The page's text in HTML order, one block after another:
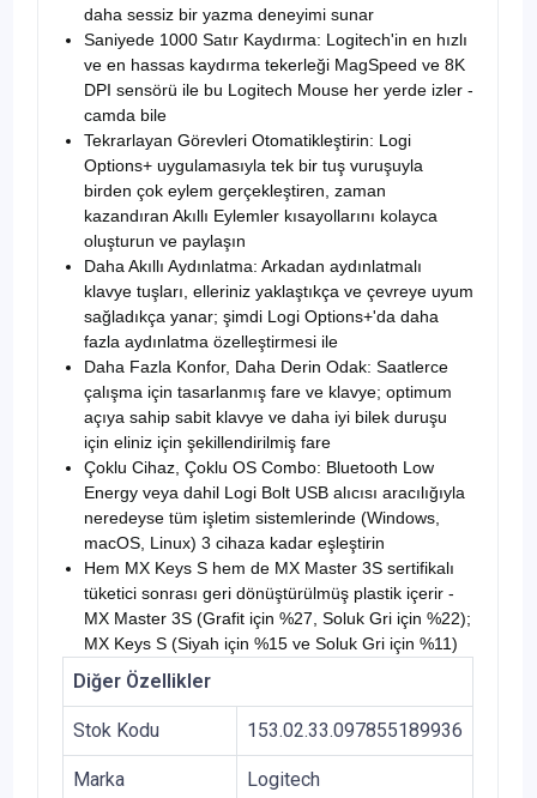
daha sessiz bir yazma deneyimi sunar
Saniyede 1000 Satır Kaydırma: Logitech'in en hızlı
ve en hassas kaydırma tekerleği MagSpeed ve 8K
DPI sensörü ile bu Logitech Mouse her yerde izler -
camda bile
Tekrarlayan Görevleri Otomatikleştirin: Logi
Options+ uygulamasıyla tek bir tuş vuruşuyla
birden çok eylem gerçekleştiren, zaman
kazandıran Akıllı Eylemler kısayollarını kolayca
oluşturun ve paylaşın
Daha Akıllı Aydınlatma: Arkadan aydınlatmalı
klavye tuşları, elleriniz yaklaştıkça ve çevreye uyum
sağladıkça yanar; şimdi Logi Options+'da daha
fazla aydınlatma özelleştirmesi ile
Daha Fazla Konfor, Daha Derin Odak: Saatlerce
çalışma için tasarlanmış fare ve klavye; optimum
açıya sahip sabit klavye ve daha iyi bilek duruşu
için eliniz için şekillendirilmiş fare
Çoklu Cihaz, Çoklu OS Combo: Bluetooth Low
Energy veya dahil Logi Bolt USB alıcısı aracılığıyla
neredeyse tüm işletim sistemlerinde (Windows,
macOS, Linux) 3 cihaza kadar eşleştirin
Hem MX Keys S hem de MX Master 3S sertifikalı
tüketici sonrası geri dönüştürülmüş plastik içerir -
MX Master 3S (Grafit için %27, Soluk Gri için %22);
MX Keys S (Siyah için %15 ve Soluk Gri için %11)
Diğer Özellikler
Stok Kodu 153.02.33.097855189936
Marka Logitech